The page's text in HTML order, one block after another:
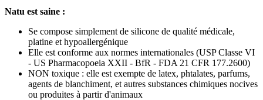
Natu est saine :
Se compose simplement de silicone de qualité médicale,
platine et hypoallergénique
Elle est conforme aux normes internationales (USP Classe VI
- US Pharmacopoeia XXII - BfR - FDA 21 CFR 177.2600)
NON toxique : elle est exempte de latex, phtalates, parfums,
agents de blanchiment, et autres substances chimiques nocives
ou produites à partir d'animaux